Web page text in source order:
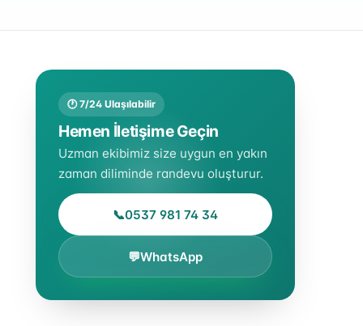
🕐 7/24 Ulaşılabilir
Hemen İletişime Geçin
Uzman ekibimiz size uygun en yakın
zaman diliminde randevu oluşturur.
📞0537 981 74 34
💬WhatsApp